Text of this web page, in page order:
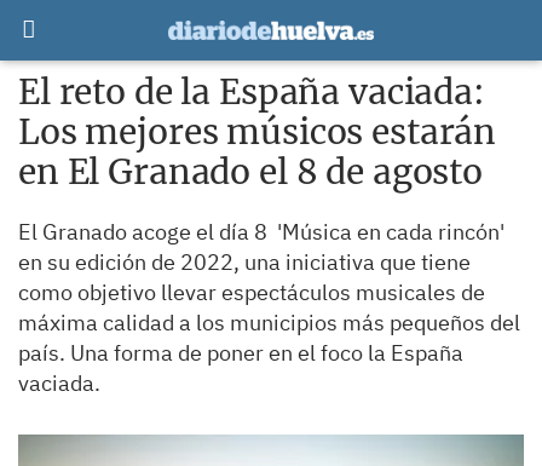
El reto de la España vaciada:
Los mejores músicos estarán
en El Granado el 8 de agosto
El Granado acoge el día 8 'Música en cada rincón'
en su edición de 2022, una iniciativa que tiene
como objetivo llevar espectáculos musicales de
máxima calidad a los municipios más pequeños del
país. Una forma de poner en el foco la España
vaciada.